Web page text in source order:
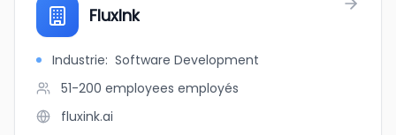
FluxInk
Industrie: Software Development
51-200 employees employés
fluxink.ai